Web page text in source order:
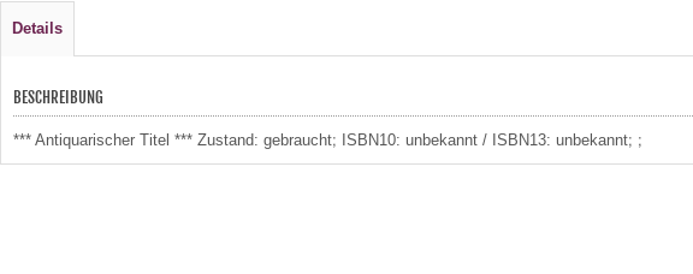
Details
BESCHREIBUNG
*** Antiquarischer Titel *** Zustand: gebraucht; ISBN10: unbekannt / ISBN13: unbekannt; ;